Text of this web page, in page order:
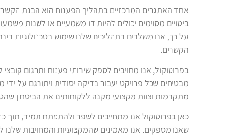
אחד האתגרים המרכזיים בתהליך הפענוח הוא הבנת הקשר
ביטויים מסוימים יכולים להיות דו משמעיים או לשנות
על כך, אנו משלבים בתהליכים שלנו שימוש בטכנולוגיות
הקשרים.
בפרוטוקול, אנו מחויבים לספק שירותי פענוח ותרגום
מבטיחים שכל פרויקט יעבור בדיקה יסודית ויתורגם על
מתקדמות וצוות מקצועי מקנה ללקוחותינו את הביטחון
כאן בפרוטוקול אנו מתחייבים לשפר ולהתפתח תמיד, תוך
שאנו מספקים. אנו מאמינים שהמקצועיות והמחויבות